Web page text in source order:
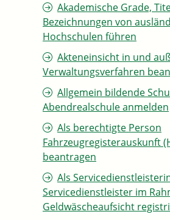
Akademische Grade,
Bezeichnungen von
Hochschulen führen
Akteneinsicht in und
Verwaltungsverfahren
Allgemein bildende
Abendrealschule anmelden
Als berechtigte Person
Fahrzeugregisterauskunft
beantragen
Als
Servicedienstleister im
Geldwäscheaufsicht